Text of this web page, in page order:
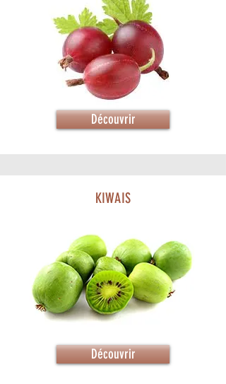
Découvrir
KIWAIS
Découvrir